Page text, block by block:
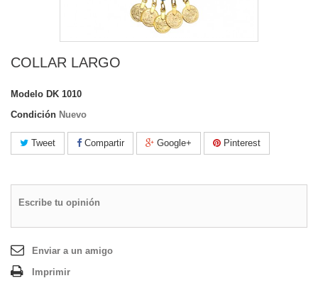
COLLAR LARGO
Modelo DK 1010
Condición Nuevo
Tweet Compartir Google+ Pinterest
Escribe tu opinión
Enviar a un amigo
Imprimir